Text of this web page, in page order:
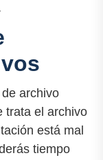
archivo
trata el archivo
está mal
tiempo